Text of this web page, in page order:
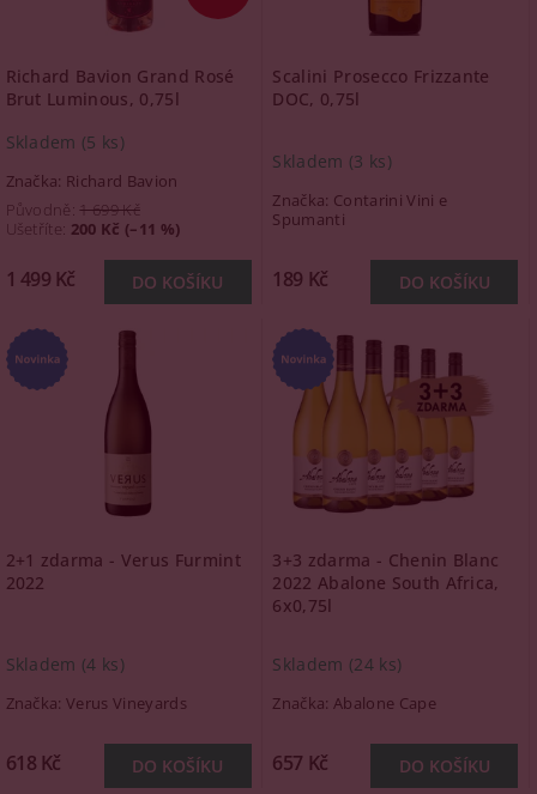
Richard Bavion Grand Rosé
Brut Luminous, 0,75l
Skladem (5 ks)
Značka: Richard Bavion
Původně:1 699 Kč
Ušetříte: 200 Kč (–11 %)
1 499 Kč
Scalini Prosecco Frizzante
DOC, 0,75l
Skladem (3 ks)
Značka: Contarini Vini e
Spumanti
189 Kč
2+1 zdarma - Verus Furmint
2022
Skladem (4 ks)
Značka:Verus Vineyards
618 Kč
3+3 zdarma - Chenin Blanc
2022 Abalone South Africa,
6x0,75l
Skladem (24 ks)
Značka: Abalone Cape
657 Kč